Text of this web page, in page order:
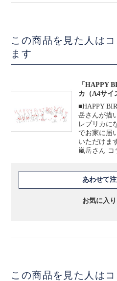
この商品を見た人は
ます
「HAPPY
カ（A4サイ
■HAPPY
岳さんが描
レプリカに
でお家に届
いただけま
嵐岳さん コ
あわせて
お気に入
この商品を見た人は